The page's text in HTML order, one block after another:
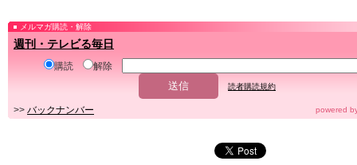
メルマガ購読・解除
週刊・テレビる毎日
購読 解除
読者購読規約
>> バックナンバー powered